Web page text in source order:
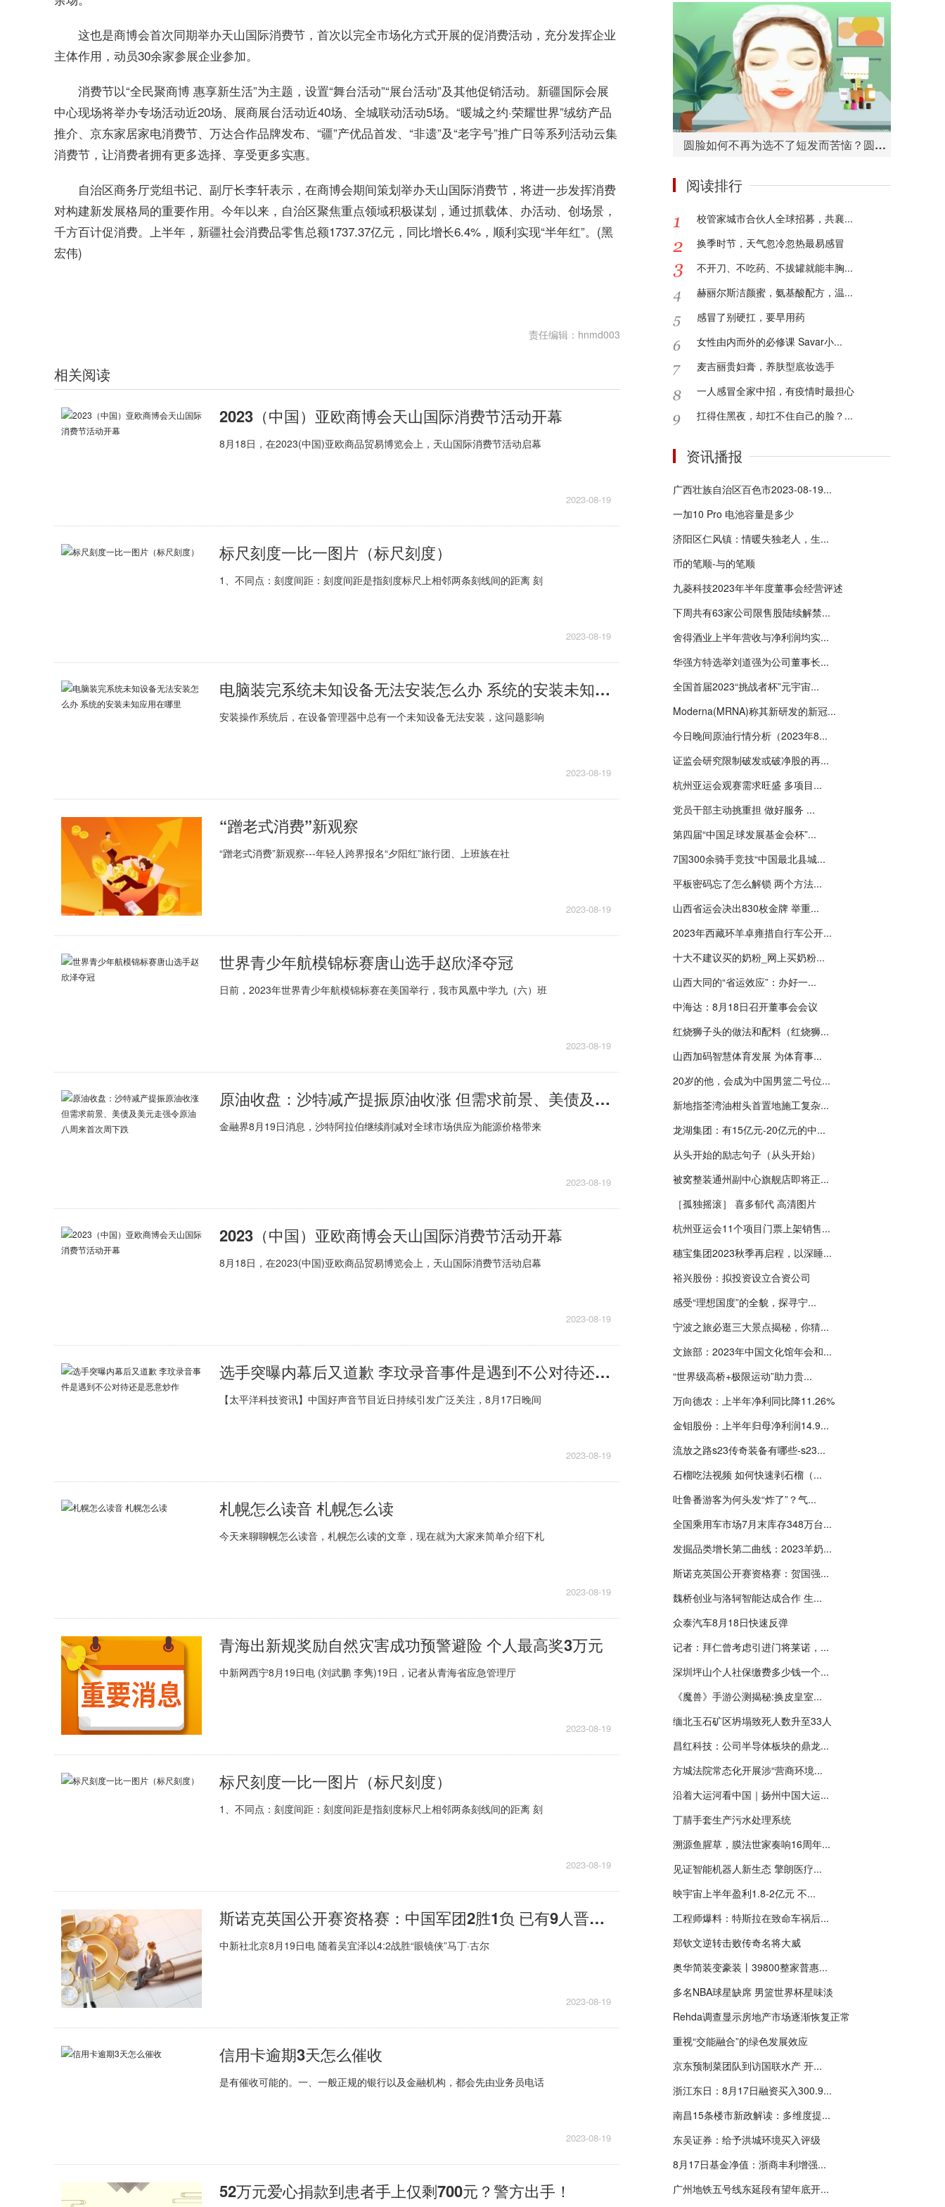
这也是商博会首次同期举办天山国际消费节，首次以完全市场化方式开展的促消费活动，充分发挥企业
主体作用，动员30余家参展企业参加。
消费节以“全民聚商博 惠享新生活”为主题，设置“舞台活动”“展台活动”及其他促销活动。新疆国际会展
中心现场将举办专场活动近20场、展商展台活动近40场、全城联动活动5场。“暖城之约·荣耀世界”绒纺产品
推介、京东家居家电消费节、万达合作品牌发布、“疆”产优品首发、“非遗”及“老字号”推广日等系列活动云集
消费节，让消费者拥有更多选择、享受更多实惠。
自治区商务厅党组书记、副厅长李轩表示，在商博会期间策划举办天山国际消费节，将进一步发挥消费
对构建新发展格局的重要作用。今年以来，自治区聚焦重点领域积极谋划，通过抓载体、办活动、创场景，
千方百计促消费。上半年，新疆社会消费品零售总额1737.37亿元，同比增长6.4%，顺利实现“半年红”。(黑
宏伟)
责任编辑：hnmd003
相关阅读
2023（中国）亚欧商博会天山国际消费节活动开幕
8月18日，在2023(中国)亚欧商品贸易博览会上，天山国际消费节活动启幕
2023-08-19
标尺刻度一比一图片（标尺刻度）
1、不同点：刻度间距：刻度间距是指刻度标尺上相邻两条刻线间的距离 刻
2023-08-19
电脑装完系统未知设备无法安装怎么办 系统的安装未知应用在哪里
安装操作系统后，在设备管理器中总有一个未知设备无法安装，这问题影响
2023-08-19
“蹭老式消费”新观察
“蹭老式消费”新观察---年轻人跨界报名“夕阳红”旅行团、上班族在社
2023-08-19
世界青少年航模锦标赛唐山选手赵欣泽夺冠
日前，2023年世界青少年航模锦标赛在美国举行，我市凤凰中学九（六）班
2023-08-19
原油收盘：沙特减产提振原油收涨 但需求前景、美债及美元走强令原油八周来首次周下跌
金融界8月19日消息，沙特阿拉伯继续削减对全球市场供应为能源价格带来
2023-08-19
2023（中国）亚欧商博会天山国际消费节活动开幕
8月18日，在2023(中国)亚欧商品贸易博览会上，天山国际消费节活动启幕
2023-08-19
选手突曝内幕后又道歉 李玟录音事件是遇到不公对待还是恶意炒作
【太平洋科技资讯】中国好声音节目近日持续引发广泛关注，8月17日晚间
2023-08-19
札幌怎么读音 札幌怎么读
今天来聊聊幌怎么读音，札幌怎么读的文章，现在就为大家来简单介绍下札
2023-08-19
青海出新规奖励自然灾害成功预警避险 个人最高奖3万元
中新网西宁8月19日电 (刘武鹏 李隽)19日，记者从青海省应急管理厅
2023-08-19
标尺刻度一比一图片（标尺刻度）
1、不同点：刻度间距：刻度间距是指刻度标尺上相邻两条刻线间的距离 刻
2023-08-19
斯诺克英国公开赛资格赛：中国军团2胜1负 已有9人晋级正赛
中新社北京8月19日电 随着吴宜泽以4:2战胜“眼镜侠”马丁·古尔
2023-08-19
信用卡逾期3天怎么催收
是有催收可能的。一、一般正规的银行以及金融机构，都会先由业务员电话
2023-08-19
52万元爱心捐款到患者手上仅剩700元？警方出手！
圆脸如何不再为选不了短发而苦恼？圆脸适合的短发造型有哪些？
阅读排行
校管家城市合伙人全球招募，共襄...
换季时节，天气忽冷忽热最易感冒
不开刀、不吃药、不拔罐就能丰胸...
赫丽尔斯洁颜蜜，氨基酸配方，温...
感冒了别硬扛，要早用药
女性由内而外的必修课 Savar小...
麦吉丽贵妇膏，养肤型底妆选手
一人感冒全家中招，有疫情时最担心
扛得住黑夜，却扛不住自己的脸？...
资讯播报
广西壮族自治区百色市2023-08-19...
一加10 Pro 电池容量是多少
济阳区仁风镇：情暖失独老人，生...
币的笔顺-与的笔顺
九菱科技2023年半年度董事会经营评述
下周共有63家公司限售股陆续解禁...
舍得酒业上半年营收与净利润均实...
华强方特选举刘道强为公司董事长...
全国首届2023“挑战者杯”元宇宙...
Moderna(MRNA)称其新研发的新冠...
今日晚间原油行情分析（2023年8...
证监会研究限制破发或破净股的再...
杭州亚运会观赛需求旺盛 多项目...
党员干部主动挑重担 做好服务 ...
第四届“中国足球发展基金会杯”...
7国300余骑手竞技“中国最北县城...
平板密码忘了怎么解锁 两个方法...
山西省运会决出830枚金牌 举重...
2023年西藏环羊卓雍措自行车公开...
十大不建议买的奶粉_网上买奶粉...
山西大同的“省运效应”：办好一...
中海达：8月18日召开董事会会议
红烧狮子头的做法和配料（红烧狮...
山西加码智慧体育发展 为体育事...
20岁的他，会成为中国男篮二号位...
新地指荃湾油柑头首置地施工复杂...
龙湖集团：有15亿元-20亿元的中...
从头开始的励志句子（从头开始）
被窝整装通州副中心旗舰店即将正...
［孤独摇滚］ 喜多郁代 高清图片
杭州亚运会11个项目门票上架销售...
穗宝集团2023秋季再启程，以深睡...
裕兴股份：拟投资设立合资公司
感受“理想国度”的全貌，探寻宁...
宁波之旅必逛三大景点揭秘，你猜...
文旅部：2023年中国文化馆年会和...
“世界级高桥+极限运动”助力贵...
万向德农：上半年净利同比降11.26%
金钼股份：上半年归母净利润14.9...
流放之路s23传奇装备有哪些-s23...
石榴吃法视频 如何快速剥石榴（...
吐鲁番游客为何头发“炸了”？气...
全国乘用车市场7月末库存348万台...
发掘品类增长第二曲线：2023羊奶...
斯诺克英国公开赛资格赛：贺国强...
魏桥创业与洛轲智能达成合作 生...
众泰汽车8月18日快速反弹
记者：拜仁曾考虑引进门将莱诺，...
深圳坪山个人社保缴费多少钱一个...
《魔兽》手游公测揭秘:换皮皇室...
缅北玉石矿区坍塌致死人数升至33人
昌红科技：公司半导体板块的鼎龙...
方城法院常态化开展涉“营商环境...
沿着大运河看中国｜扬州中国大运...
丁腈手套生产污水处理系统
溯源鱼腥草，膜法世家奏响16周年...
见证智能机器人新生态 擎朗医疗...
映宇宙上半年盈利1.8-2亿元 不...
工程师爆料：特斯拉在致命车祸后...
郑钦文逆转击败传奇名将大威
奥华简装变豪装丨39800整家普惠...
多名NBA球星缺席 男篮世界杯星味淡
Rehda调查显示房地产市场逐渐恢复正常
重视“交能融合”的绿色发展效应
京东预制菜团队到访国联水产 开...
浙江东日：8月17日融资买入300.9...
南昌15条楼市新政解读：多维度提...
东吴证券：给予洪城环境买入评级
8月17日基金净值：浙商丰利增强...
广州地铁五号线东延段有望年底开...